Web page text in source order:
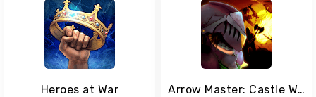
Heroes at War Arrow Master: Castle Wars